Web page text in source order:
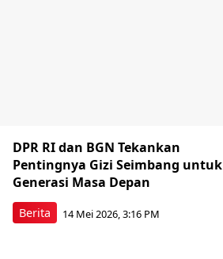
Berita
DPR RI dan BGN Tekankan
Pentingnya Gizi Seimbang untuk
Generasi Masa Depan
14 Mei 2026, 3:16 PM